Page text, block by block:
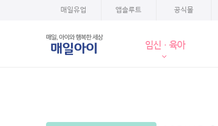
매일유업 앱솔루트 공식몰
임신·육아